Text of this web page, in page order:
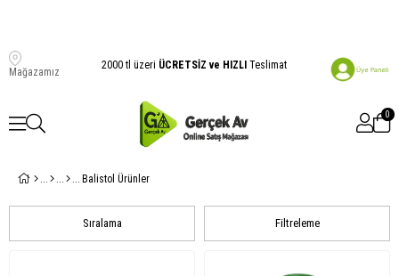
Mağazamız
2000 tl üzeri ÜCRETSİZ ve HIZLI Teslimat
0
Balistol Ürünler
Filtreleme
Sıralama